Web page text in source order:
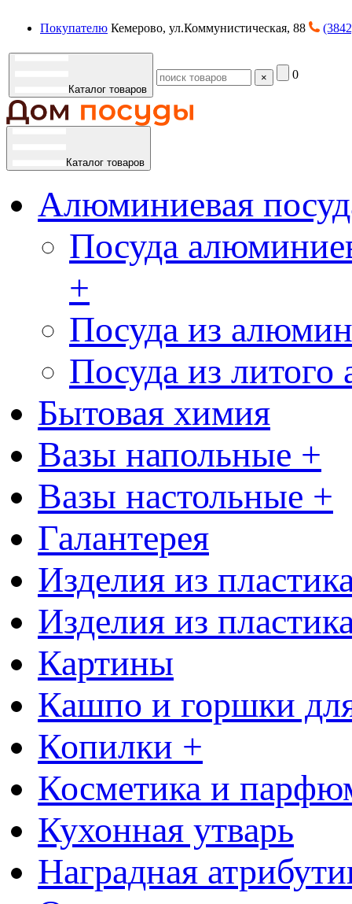
Покупателю Кемерово, ул.Коммунистическая, 88
Каталог товаров
× 0
Каталог товаров
Алюминиевая
Посуда
+
Посуда из
Посуда из
Бытовая химия
Вазы напольные +
Вазы настольные +
Галантерея
Изделия из
Изделия из
Картины
Кашпо и горшки
Копилки +
Косметика и
Кухонная утварь
Наградная